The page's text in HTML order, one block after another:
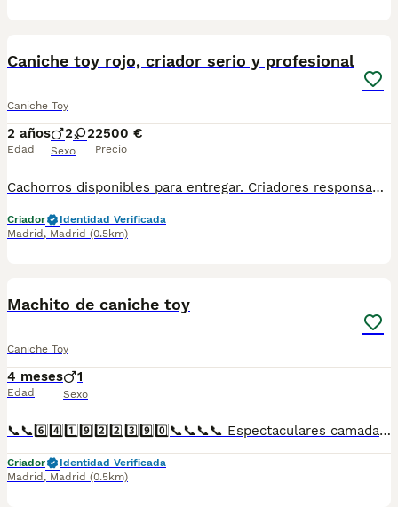
Caniche toy rojo, criador serio y profesional
Caniche Toy
2 años
Edad
2 2
Sexo
2500 €
Precio
Cachorros disponibles para entregar. Criadores responsables y profesionales. Desconfía de precios económicos , compraventas y demás . En nuestro criadero puedes ver a los ejemplares con sus padres y conocer dónde y cómo los criamos. Es muy importante . WEB altodelpago.es Tlf 679 67 30 10
Criador
Identidad Verificada
Madrid , Madrid (0.5km)
Machito de caniche toy
Caniche Toy
4 meses
Edad
1
Sexo
📞📞6️⃣4️⃣1️⃣9️⃣2️⃣2️⃣3️⃣9️⃣0️⃣📞📞📞📞 Espectaculares camadas de perritos de caniche toy nacionales descendientes de las mejores líneas de sangre. Disponibles tanto hembras como machos. Las camadas están bajo supervisión veterinaria desde su nacimiento hasta que son entregadas a su nueva familia. Criados por un equipo de profesionales y mejores personas que, con más de 20 años de experiencia , cuidan a los animales por vocación, aplicando una cría ética y responsable para que cada cachorro se desarrolle con la mejor salud y con un buen temperamento. Todos los cachorritos se entregan con unos dos meses y medio de edad y sus vacunas correspondientes, desparasitados interna y externamente, con certificado de salud, y garantía tanto por enfermedad vírica como congénito genética. Posibilidad de entregar en toda España mediante transporte propio preparado para animales y con chofer privado. Los precios pueden variar según las características y morfología de cada cachorro. Añádenos al whats app o llámanos, y encantados atenderemos todas tus dudas y consultas. Teléfono / Whats app: 641 92 23 90
Criador
Identidad Verificada
Madrid , Madrid (0.5km)